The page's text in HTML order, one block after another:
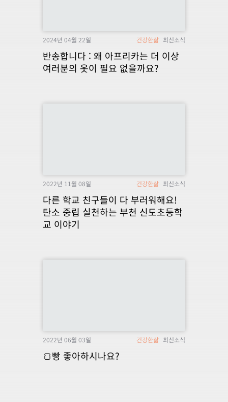
2024년 04월 22일 건강한삶 최신소식
반송합니다 : 왜 아프리카는 더 이상
여러분의 옷이 필요 없을까요?
2022년 11월 08일 건강한삶 최신소식
다른 학교 친구들이 다 부러워해요!
탄소 중립 실천하는 부천 신도초등학
교 이야기
2022년 06월 03일 건강한삶 최신소식
🍞빵 좋아하시나요?